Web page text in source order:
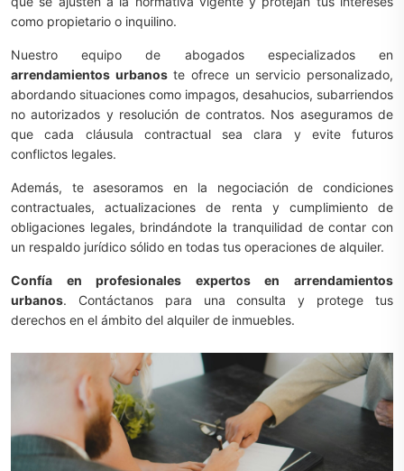
como propietario o inquilino.
Nuestro equipo de abogados especializados en
arrendamientos urbanoste ofrece un servicio personalizado,
abordando situaciones como impagos, desahucios, subarriendos
no autorizados y resolución de contratos. Nos aseguramos de
que cada cláusula contractual sea clara y evite futuros
conflictos legales.
Además, te asesoramos en la negociación de condiciones
contractuales, actualizaciones de renta y cumplimiento de
obligaciones legales, brindándote la tranquilidad de contar con
un respaldo jurídico sólido en todas tus operaciones de alquiler.
Confía en profesionales expertos en arrendamientos
urbanos. Contáctanos para una consulta y protege tus
derechos en el ámbito del alquiler de inmuebles.